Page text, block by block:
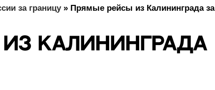
за границу» Прямые рейсы из Калининграда за
Калининграда